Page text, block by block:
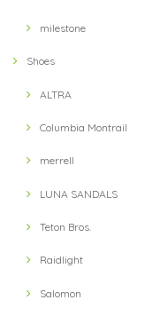
milestone
Shoes
ALTRA
Columbia Montrail
merrell
LUNA SANDALS
Teton Bros.
Raidlight
Salomon